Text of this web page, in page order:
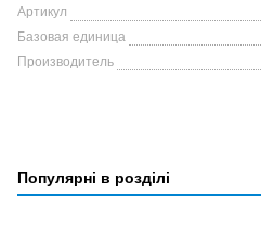
Артикул
Базовая единица
Производитель
Популярні в розділі